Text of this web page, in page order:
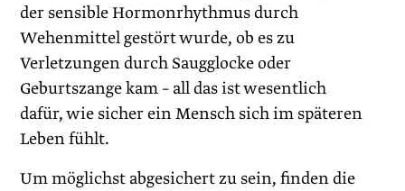
der sensible Hormonrhythmus durch
Wehenmittel gestört wurde, ob es zu
Verletzungen durch Saugglocke oder
Geburtszange kam – all das ist wesentlich
dafür, wie sicher ein Mensch sich im späteren
Leben fühlt.
Um möglichst abgesichert zu sein, finden die